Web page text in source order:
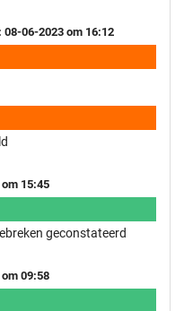
08-06-2023 om 16:12
15:45
geconstateerd
09:58